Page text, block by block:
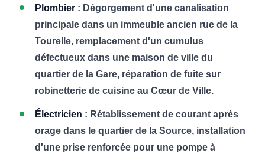
Plombier : Dégorgement d'une canalisation
principale dans un immeuble ancien rue de la
Tourelle, remplacement d'un cumulus
défectueux dans une maison de ville du
quartier de la Gare, réparation de fuite sur
robinetterie de cuisine au Cœur de Ville.
Électricien : Rétablissement de courant après
orage dans le quartier de la Source, installation
d'une prise renforcée pour une pompe à